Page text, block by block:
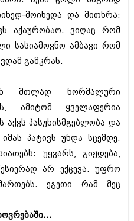
მოიხედა და მითხრა:
აქაურობაო. ვიღაც რომ
სასიამოვნო ამბავი რომ
გამკრას.
მთლად ნორმალური
ამიტომ ყველაფერია
პასუხისმგებლობა და
პატივს უნდა სცემდე.
უყვარს, გიჟდება,
არ ექცევა. უფრო
ეგეთი რამ მეც